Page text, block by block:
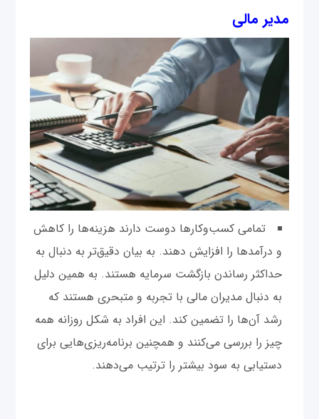
مدیر مالی
تمامی کسب‌وکارها دوست دارند هزینه‌ها را کاهش
و درآمدها را افزایش دهند. به بیان دقیق‌تر به دنبال به
حداکثر رساندن بازگشت سرمایه هستند. به همین دلیل
به دنبال مدیران مالی با تجربه و متبحری هستند که
رشد آن‌ها را تضمین کند. این افراد به شکل روزانه همه
چیز را بررسی می‌کنند و همچنین برنامه‌ریزی‌هایی برای
دستیابی به سود بیشتر را ترتیب می‌دهند.